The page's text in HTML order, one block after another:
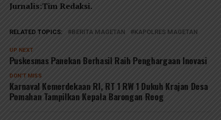
Jurnalis:Tim Redaksi.
RELATED TOPICS: BERITA MAGETAN KAPOLRES MAGETAN
UP NEXT
Puskesmas Panekan Berhasil Raih Penghargaan Inovasi
DON'T MISS
Karnaval Kemerdekaan RI, RT 1 RW 1 Dukuh Krajan Desa
Pomahan Tampilkan Kepala Barongan Reog